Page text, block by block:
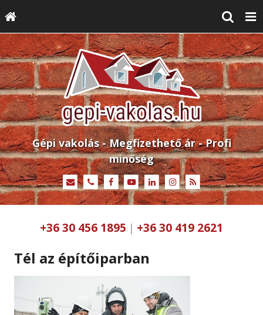
Gépi vakolás - Megfizethető ár - Profi
minőség
+36 30 456 1895 | +36 30 419 2621
Tél az építőiparban